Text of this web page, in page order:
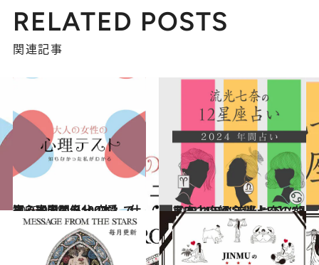
RELATED POSTS
関連記事
2025.9.28
【心理テスト100本】で知る本当の自分 恋愛、仕事、人間関係…
占い 2023.12.16
【2024年の年間占い】“視える占い師”流光七奈の12星座占い
占い